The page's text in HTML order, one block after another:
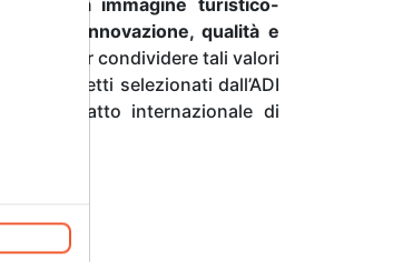
immagine turistico-
di innovazione, qualità e
per condividere tali valori
i progetti selezionati dall’ADI
l’impatto internazionale di